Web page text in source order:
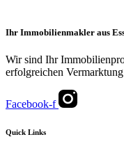
Ihr Immobilienmakler aus
Wir sind Ihr
erfolgreichen
Facebook-f
Quick Links